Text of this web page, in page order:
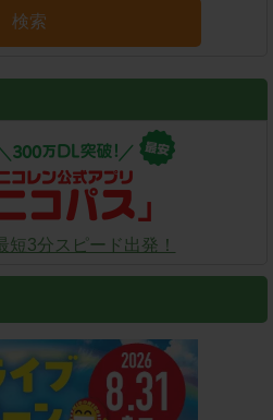
検索
3分スピード出発！